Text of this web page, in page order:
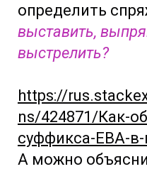
определить
выставить,
выстрелить?
https://
ns/424871/Как-
суффикса-ЕВА-в-
А можно